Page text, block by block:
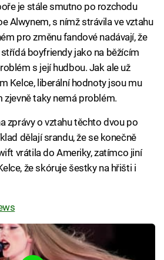
je stále smutno po rozchodu
Alwynem, s nímž strávila ve vztahu
pro změnu fandové nadávají, že
boyfriendy jako na běžícím
s její hudbou. Jak ale už
Kelce, liberální hodnoty jsou mu
zjevně taky nemá problém.
zprávy o vztahu těchto dvou po
dělají srandu, že se konečně
vrátila do Ameriky, zatímco jiní
že skóruje šestky na hřišti i